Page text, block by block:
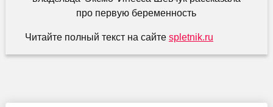
Читайте полный текст на сайте spletnik.ru